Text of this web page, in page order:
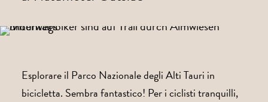
Esplorare il Parco Nazionale degli Alti Tauri in
bicicletta. Sembra fantastico! Per i ciclisti tranquilli,